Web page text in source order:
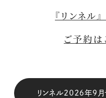
『リンネル
ご予約は
リンネル2026年9